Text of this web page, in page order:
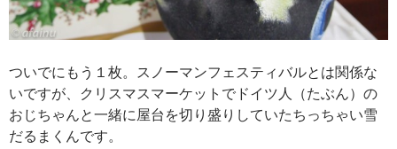
ついでにもう１枚。スノーマンフェスティバルとは関係な
いですが、クリスマスマーケットでドイツ人（たぶん）の
おじちゃんと一緒に屋台を切り盛りしていたちっちゃい雪
だるまくんです。